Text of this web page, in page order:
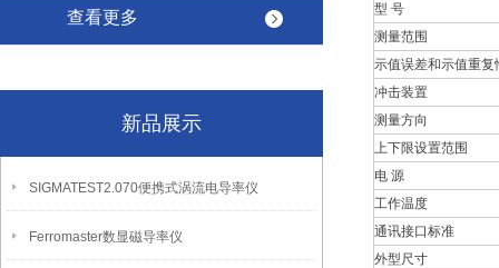
查看更多
新品展示
SIGMATEST2.070便携式涡流电导率仪
Ferromaster数显磁导率仪
型 号
测量范围
示值误差和示值重复
冲击装置
测量方向
上下限设置范围
电 源
工作温度
通讯接口标准
外型尺寸